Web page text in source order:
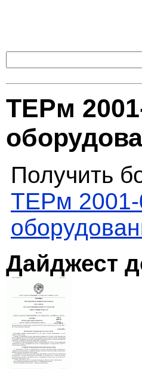
ТЕРм
Получить
ТЕРм 2001-
Дайджест